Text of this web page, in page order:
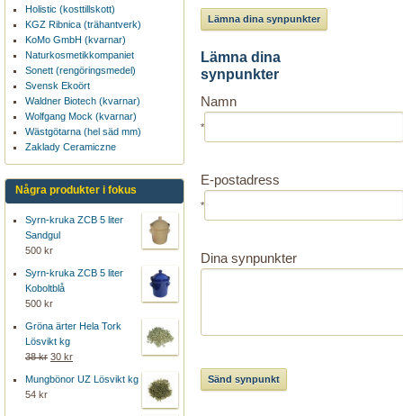
Lämna dina synpunkter
Lämna dina
synpunkter
Namn
*
E-postadress
*
Dina synpunkter
Holistic (kosttillskott)
KGZ Ribnica (trähantverk)
KoMo GmbH (kvarnar)
Naturkosmetikkompaniet
Sonett (rengöringsmedel)
Svensk Ekoört
Waldner Biotech (kvarnar)
Wolfgang Mock (kvarnar)
Wästgötarna (hel säd mm)
Zaklady Ceramiczne
Några produkter i fokus
Syrn-kruka ZCB 5 liter
Sandgul
500 kr
Syrn-kruka ZCB 5 liter
Koboltblå
500 kr
Gröna ärter Hela Tork
Lösvikt kg
38 kr 30 kr
Mungbönor UZ Lösvikt kg
54 kr